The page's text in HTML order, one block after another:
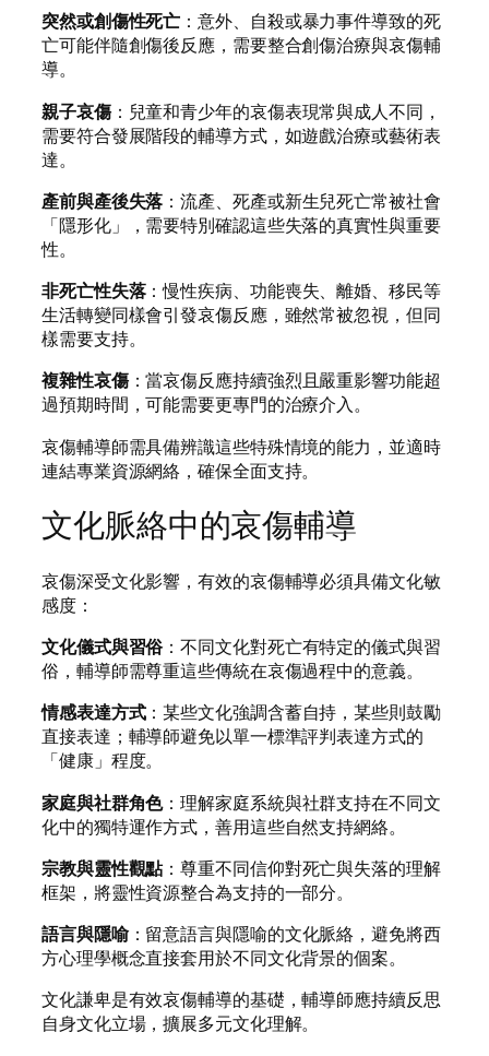
突然或創傷性死亡 ：意外、自殺或暴力事件導致的死
亡可能伴隨創傷後反應，需要整合創傷治療與哀傷輔
導。
親子哀傷：兒童和青少年的哀傷表現常與成人不同，
需要符合發展階段的輔導方式，如遊戲治療或藝術表
達。
產前與產後失落 ：流產、死產或新生兒死亡常被社會
「隱形化」，需要特別確認這些失落的真實性與重要
性。
非死亡性失落：慢性疾病、功能喪失、離婚、移民等
生活轉變同樣會引發哀傷反應，雖然常被忽視，但同
樣需要支持。
複雜性哀傷：當哀傷反應持續強烈且嚴重影響功能超
過預期時間，可能需要更專門的治療介入。
哀傷輔導師需具備辨識這些特殊情境的能力，並適時
連結專業資源網絡，確保全面支持。
文化脈絡中的哀傷輔導
哀傷深受文化影響，有效的哀傷輔導必須具備文化敏
感度：
文化儀式與習俗：不同文化對死亡有特定的儀式與習
俗，輔導師需尊重這些傳統在哀傷過程中的意義。
情感表達方式：某些文化強調含蓄自持，某些則鼓勵
直接表達；輔導師避免以單一標準評判表達方式的
「健康」程度。
家庭與社群角色：理解家庭系統與社群支持在不同文
化中的獨特運作方式，善用這些自然支持網絡。
宗教與靈性觀點：尊重不同信仰對死亡與失落的理解
框架，將靈性資源整合為支持的一部分。
語言與隱喻：留意語言與隱喻的文化脈絡，避免將西
方心理學概念直接套用於不同文化背景的個案。
文化謙卑是有效哀傷輔導的基礎，輔導師應持續反思
自身文化立場，擴展多元文化理解。